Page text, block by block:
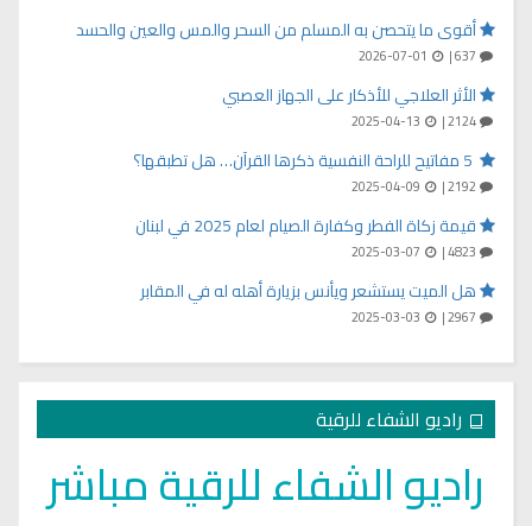
أقوى ما يتحصن به المسلم من السحر والمس والعين والحسد
الأثر العلاجي للأذكار على الجهاز العصبي
2124 |
قيمة زكاة الفطر وكفارة الصيام لعام 2025 في لبنان
هل الميت يستشعر ويأنس بزيارة أهله له في المقابر
راديو الشفاء للرقية
راديو الشفاء للرقية مباشر